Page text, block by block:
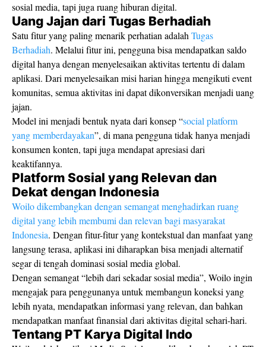
sosial media, tapi juga ruang hiburan digital.
Uang Jajan dari Tugas Berhadiah
Satu fitur yang paling menarik perhatian adalahTugas
Berhadiah. Melalui fitur ini, pengguna bisa mendapatkan saldo
digital hanya dengan menyelesaikan aktivitas tertentu di dalam
aplikasi. Dari menyelesaikan misi harian hingga mengikuti event
komunitas, semua aktivitas ini dapat dikonversikan menjadi uang
jajan.
Model ini menjadi bentuk nyata dari konsep “social platform
yang memberdayakan”, di mana pengguna tidak hanya menjadi
konsumen konten, tapi juga mendapat apresiasi dari
keaktifannya.
Platform Sosial yang Relevan dan
Dekat dengan Indonesia
Woilo dikembangkan dengan semangat menghadirkan ruang
digital yang lebih membumi dan relevan bagi masyarakat
Indonesia. Dengan fitur-fitur yang kontekstual dan manfaat yang
langsung terasa, aplikasi ini diharapkan bisa menjadi alternatif
segar di tengah dominasi sosial media global.
Dengan semangat “lebih dari sekadar sosial media”, Woilo ingin
mengajak para penggunanya untuk membangun koneksi yang
lebih nyata, mendapatkan informasi yang relevan, dan bahkan
mendapatkan manfaat finansial dari aktivitas digital sehari-hari.
Tentang PT Karya Digital Indo